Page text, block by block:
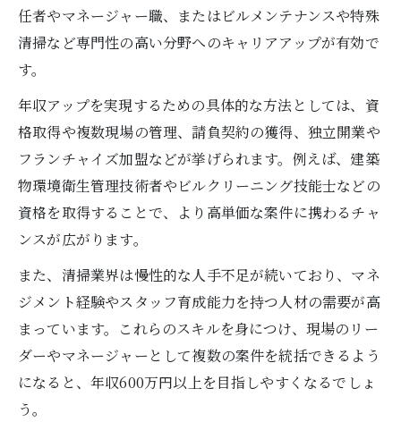
任者やマネージャー職、またはビルメンテナンスや特殊
清掃など専門性の高い分野へのキャリアアップが有効で
す。
年収アップを実現するための具体的な方法としては、資
格取得や複数現場の管理、請負契約の獲得、独立開業や
フランチャイズ加盟などが挙げられます。例えば、建築
物環境衛生管理技術者やビルクリーニング技能士などの
資格を取得することで、より高単価な案件に携わるチャ
ンスが広がります。
また、清掃業界は慢性的な人手不足が続いており、マネ
ジメント経験やスタッフ育成能力を持つ人材の需要が高
まっています。これらのスキルを身につけ、現場のリー
ダーやマネージャーとして複数の案件を統括できるよう
になると、年収600万円以上を目指しやすくなるでしょ
う。